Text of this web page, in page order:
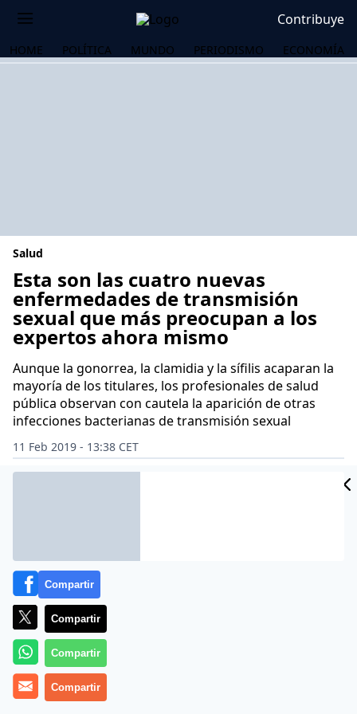
Contribuye
HOME POLÍTICA MUNDO PERIODISMO ECONOMÍA
Salud
Esta son las cuatro nuevas
enfermedades de transmisión
sexual que más preocupan a los
expertos ahora mismo
Aunque la gonorrea, la clamidia y la sífilis acaparan la
mayoría de los titulares, los profesionales de salud
pública observan con cautela la aparición de otras
infecciones bacterianas de transmisión sexual
11 Feb 2019 - 13:38 CET
Archivado en: MEDICINA
Compartir
Compartir
Compartir
Compartir